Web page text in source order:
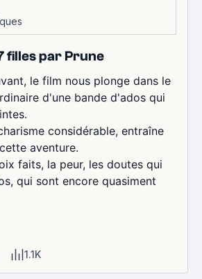
filles par Prune
le film nous plonge dans le
d'une bande d'ados qui
considérable, entraîne
aventure.
faits, la peur, les doutes qui
qui sont encore quasiment
1.1K